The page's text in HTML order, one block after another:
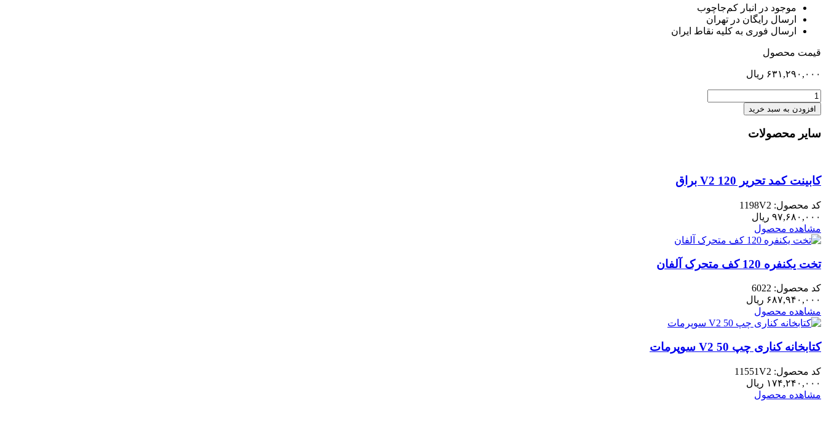
موجود در انبار کم‌‌جاچوب
ارسال رایگان در تهران
ارسال فوری به کلیه نقاط ایران
قیمت محصول
۶۳۱,۲۹۰,۰۰۰ ریال
کمد
ریلی
150
عمق
45
افزودن به سبد خرید
سایر محصولات
کابینت کمد تحریر 120 V2 براق
کد محصول: 1198V2
۹۷,۶۸۰,۰۰۰ ریال
مشاهده محصول
تخت یکنفره 120 کف متحرک آلفان
کد محصول: 6022
۶۸۷,۹۴۰,۰۰۰ ریال
مشاهده محصول
کتابخانه کناری چپ 50 V2 سوپرمات
کد محصول: 11551V2
۱۷۴,۲۴۰,۰۰۰ ریال
مشاهده محصول